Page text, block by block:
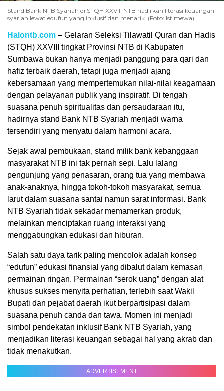
Stand Bank NTB Syariah di STQH XXVIII NTB hadirkan literasi keuangan
syariah lewat edufun yang inklusif dan menarik. (Foto: Istimewa)
Halontb.com – Gelaran Seleksi Tilawatil Quran dan Hadis
(STQH) XXVIII tingkat Provinsi NTB di Kabupaten
Sumbawa bukan hanya menjadi panggung para qari dan
hafiz terbaik daerah, tetapi juga menjadi ajang
kebersamaan yang mempertemukan nilai-nilai keagamaan
dengan pelayanan publik yang inspiratif. Di tengah
suasana penuh spiritualitas dan persaudaraan itu,
hadirnya stand Bank NTB Syariah menjadi warna
tersendiri yang menyatu dalam harmoni acara.
Sejak awal pembukaan, stand milik bank kebanggaan
masyarakat NTB ini tak pernah sepi. Lalu lalang
pengunjung yang penasaran, orang tua yang membawa
anak-anaknya, hingga tokoh-tokoh masyarakat, semua
larut dalam suasana santai namun sarat informasi. Bank
NTB Syariah tidak sekadar memamerkan produk,
melainkan menciptakan ruang interaksi yang
menggabungkan edukasi dan hiburan.
Salah satu daya tarik paling mencolok adalah konsep
“edufun” edukasi finansial yang dibalut dalam kemasan
permainan ringan. Permainan “serok uang” dengan alat
khusus sukses menyita perhatian, terlebih saat Wakil
Bupati dan pejabat daerah ikut berpartisipasi dalam
suasana penuh canda dan tawa. Momen ini menjadi
simbol pendekatan inklusif Bank NTB Syariah, yang
menjadikan literasi keuangan sebagai hal yang akrab dan
tidak menakutkan.
ADVERTISEMENT